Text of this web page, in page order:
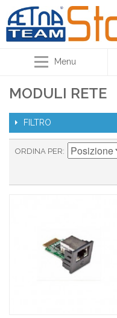
Menu
MODULI RETE
FILTRO
ORDINA PER